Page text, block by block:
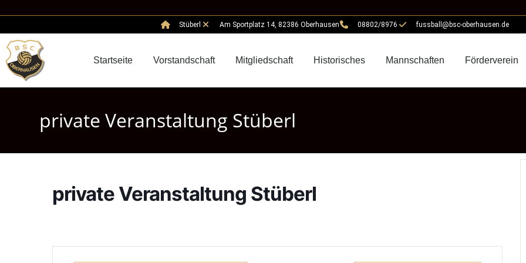
Stüberl Am Sportplatz 14, 82386 Oberhausen 08802/8976 fussball@bsc-oberhausen.de
Startseite Vorstandschaft Mitgliedschaft Historisches Mannschaften Förderverein
private Veranstaltung Stüberl
private Veranstaltung Stüberl